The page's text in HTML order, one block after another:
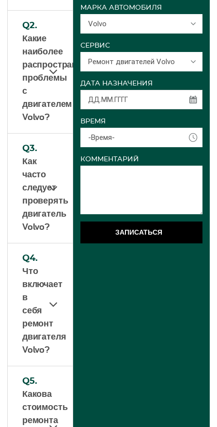
Q2.
Какие
наиболее
распространенные
проблемы
с
двигателем
Volvo?
Q3.
Как
часто
следует
проверять
двигатель
Volvo?
Q4.
Что
включает
в
себя
ремонт
двигателя
Volvo?
Q5.
Какова
стоимость
ремонта
МАРКА АВТОМОБИЛЯ
Volvo
СЕРВИС
Ремонт двигателей Volvo
ДАТА НАЗНАЧЕНИЯ
ВРЕМЯ
-Время-
КОММЕНТАРИЙ
ЗАПИСАТЬСЯ